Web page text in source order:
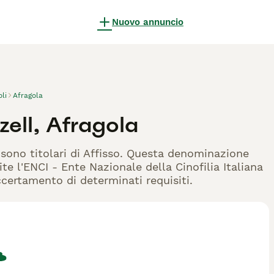
Nuovo annuncio
Afragola
Afragola
titolari di Affisso. Questa denominazione
l'ENCI - Ente Nazionale della Cinofilia Italiana
di determinati requisiti.